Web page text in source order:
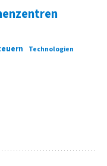
Technologien